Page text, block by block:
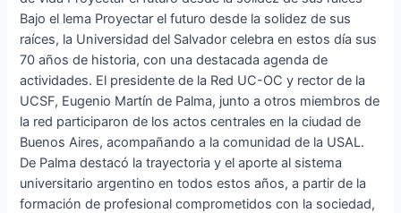
Bajo el lema Proyectar el futuro desde la solidez de sus
raíces, la Universidad del Salvador celebra en estos día sus
70 años de historia, con una destacada agenda de
actividades. El presidente de la Red UC-OC y rector de la
UCSF, Eugenio Martín de Palma, junto a otros miembros de
la red participaron de los actos centrales en la ciudad de
Buenos Aires, acompañando a la comunidad de la USAL.
De Palma destacó la trayectoria y el aporte al sistema
universitario argentino en todos estos años, a partir de la
formación de profesional comprometidos con la sociedad,